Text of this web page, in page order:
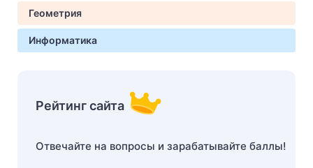
Геометрия
Информатика
Рейтинг сайта
Отвечайте на вопросы и зарабатывайте баллы!